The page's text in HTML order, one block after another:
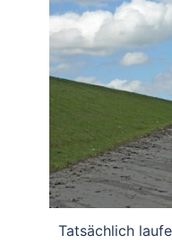
Tatsächlich